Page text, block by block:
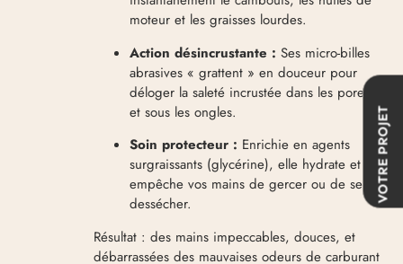
VOTRE PROJET
moteur et les graisses lourdes.
Action désincrustante : Ses micro-billes
abrasives « grattent » en douceur pour
déloger la saleté incrustée dans les pores
et sous les ongles.
Soin protecteur : Enrichie en agents
surgraissants (glycérine), elle hydrate et
empêche vos mains de gercer ou de se
dessécher.
Résultat : des mains impeccables, douces, et
débarrassées des mauvaises odeurs de carburant